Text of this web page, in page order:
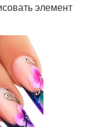
элемент